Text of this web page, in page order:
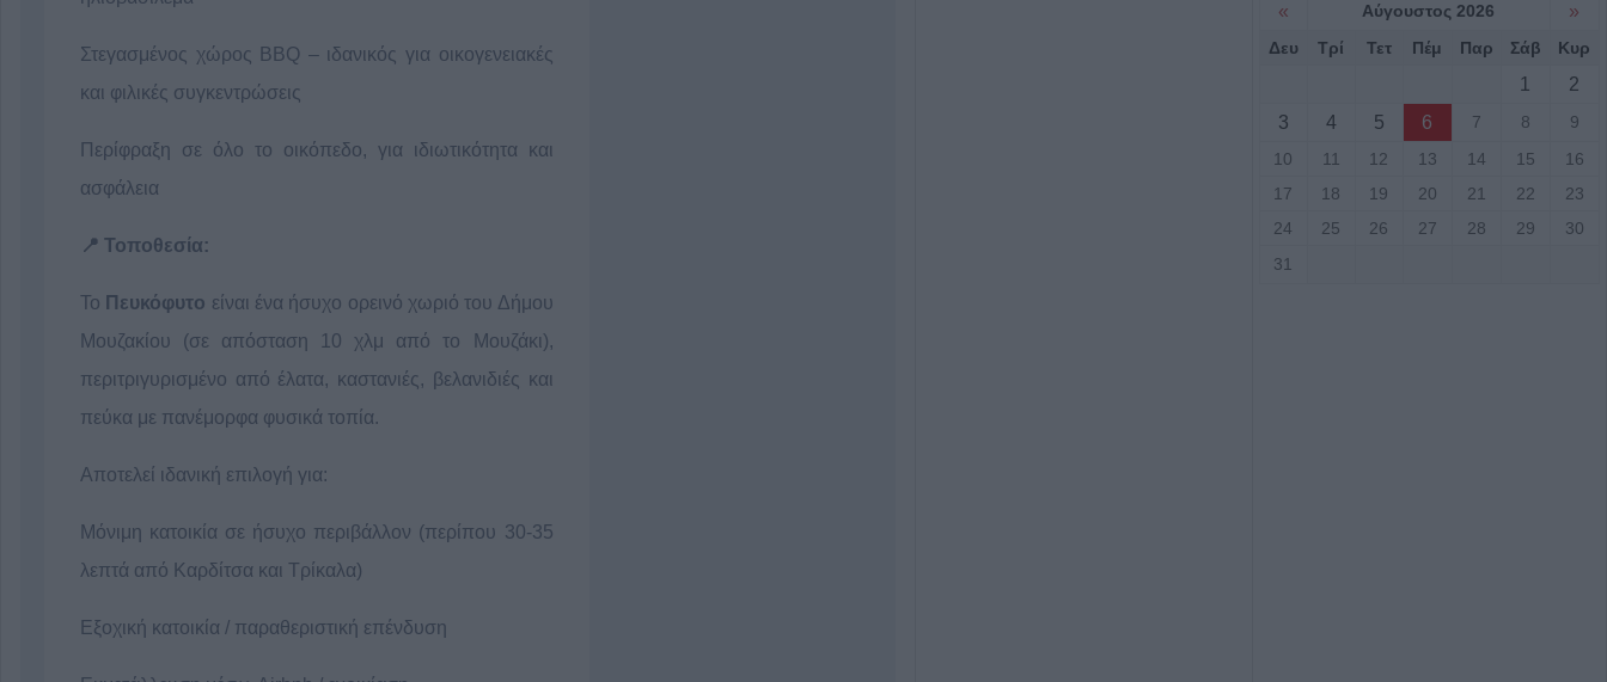
Στεγασμένος χώρος BBQ – ιδανικός για οικογενειακές
και φιλικές συγκεντρώσεις
Περίφραξη σε όλο το οικόπεδο, για ιδιωτικότητα και
ασφάλεια
📍 Τοποθεσία:
Το Πευκόφυτο είναι ένα ήσυχο ορεινό χωριό του Δήμου
Μουζακίου (σε απόσταση 10 χλμ από το Μουζάκι),
περιτριγυρισμένο από έλατα, καστανιές, βελανιδιές και
πεύκα με πανέμορφα φυσικά τοπία.
Αποτελεί ιδανική επιλογή για:
Μόνιμη κατοικία σε ήσυχο περιβάλλον (περίπου 30-35
λεπτά από Καρδίτσα και Τρίκαλα)
Εξοχική κατοικία / παραθεριστική επένδυση
« Αύγουστος 2026 »
Δευ Τρί Τετ Πέμ Παρ Σάβ Κυρ
1
2
3
4 5 6 7 8
9
10
11 12 13 14 15
16
17
18 19 20 21 22
23
24
25 26 27 28 29
30
31